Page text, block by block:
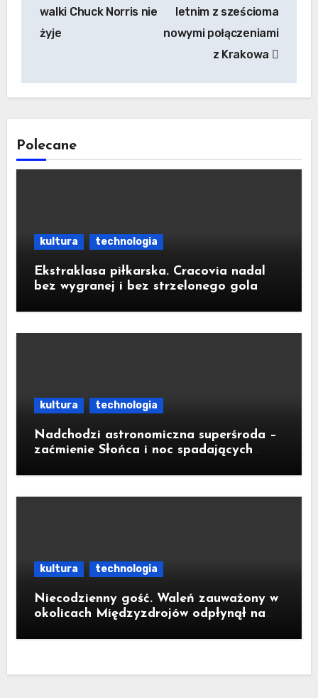
walki Chuck Norris nie
żyje
letnim z sześcioma
nowymi połączeniami
z Krakowa
Polecane
kultura technologia
Ekstraklasa piłkarska. Cracovia nadal
bez wygranej i bez strzelonego gola
kultura technologia
Nadchodzi astronomiczna superśroda –
zaćmienie Słońca i noc spadających
kultura technologia
Niecodzienny gość. Waleń zauważony w
okolicach Międzyzdrojów odpłynął na